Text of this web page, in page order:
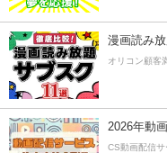
漫画読み
オリコン顧客
2026年動
CS動画配信